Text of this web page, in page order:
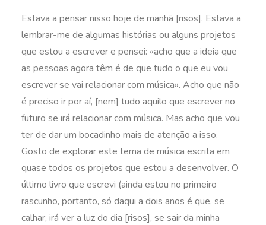
Estava a pensar nisso hoje de manhã [risos]. Estava a
lembrar-me de algumas histórias ou alguns projetos
que estou a escrever e pensei: «acho que a ideia que
as pessoas agora têm é de que tudo o que eu vou
escrever se vai relacionar com música». Acho que não
é preciso ir por aí, [nem] tudo aquilo que escrever no
futuro se irá relacionar com música. Mas acho que vou
ter de dar um bocadinho mais de atenção a isso.
Gosto de explorar este tema de música escrita em
quase todos os projetos que estou a desenvolver. O
último livro que escrevi (ainda estou no primeiro
rascunho, portanto, só daqui a dois anos é que, se
calhar, irá ver a luz do dia [risos], se sair da minha